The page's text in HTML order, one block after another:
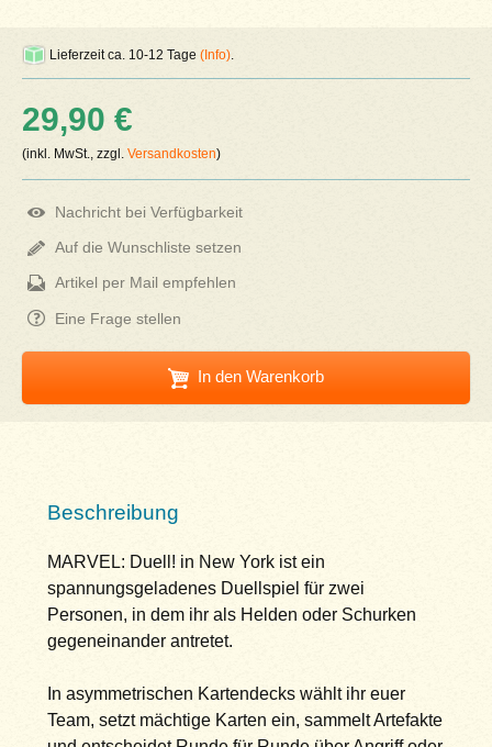
Lieferzeit ca. 10-12 Tage(Info)
29,90 €
(inkl. MwSt., zzgl.Versandkosten)
Nachricht bei Verfügbarkeit
Auf die Wunschliste setzen
Artikel per Mail empfehlen
Eine Frage stellen
In den Warenkorb
Beschreibung
MARVEL: Duell! in New York ist ein
spannungsgeladenes Duellspiel für zwei
Personen, in dem ihr als Helden oder Schurken
gegeneinander antretet.
In asymmetrischen Kartendecks wählt ihr euer
Team, setzt mächtige Karten ein, sammelt Artefakte